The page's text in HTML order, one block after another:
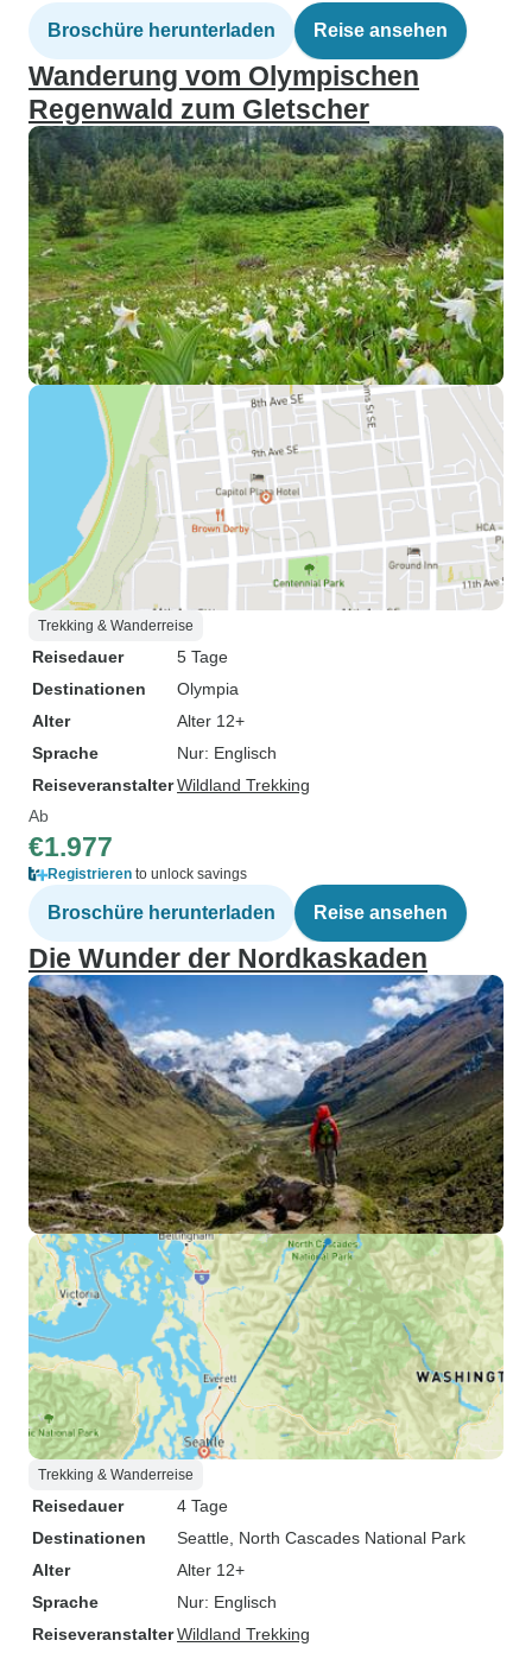
Broschüre herunterladen Reise ansehen
Wanderung vom Olympischen
Regenwald zum Gletscher
Trekking & Wanderreise
Reisedauer
5 Tage
Destinationen
Olympia
Alter
Alter 12+
Sprache
Nur: Englisch
ReiseveranstalterWildland Trekking
Ab
€1.977
Registrieren to unlock savings
Broschüre herunterladen Reise ansehen
Die Wunder der Nordkaskaden
Trekking & Wanderreise
Reisedauer
4 Tage
Destinationen
Seattle , North Cascades National Park
Alter
Alter 12+
Sprache
Nur: Englisch
ReiseveranstalterWildland Trekking